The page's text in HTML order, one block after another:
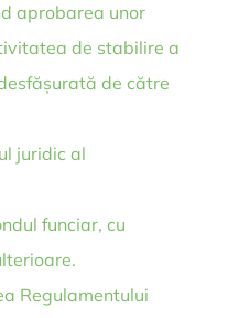
aprobarea unor
de stabilire a
de către
juridic al
funciar, cu
Regulamentului